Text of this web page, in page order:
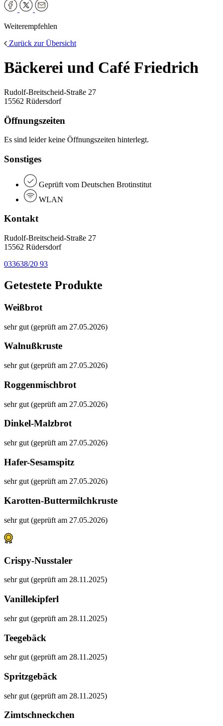
Weiterempfehlen
Zurück zur Übersicht
Bäckerei und Café Friedrich
Rudolf-Breitscheid-Straße 27
15562 Rüdersdorf
Öffnungszeiten
Es sind leider keine Öffnungszeiten hinterlegt.
Sonstiges
Geprüft vom Deutschen Brotinstitut
WLAN
Kontakt
Rudolf-Breitscheid-Straße 27
15562 Rüdersdorf
033638/20 93
Getestete Produkte
Weißbrot
sehr gut (geprüft am 27.05.2026)
Walnußkruste
sehr gut (geprüft am 27.05.2026)
Roggenmischbrot
sehr gut (geprüft am 27.05.2026)
Dinkel-Malzbrot
sehr gut (geprüft am 27.05.2026)
Hafer-Sesamspitz
sehr gut (geprüft am 27.05.2026)
Karotten-Buttermilchkruste
sehr gut (geprüft am 27.05.2026)
Crispy-Nusstaler
sehr gut (geprüft am 28.11.2025)
Vanillekipferl
sehr gut (geprüft am 28.11.2025)
Teegebäck
sehr gut (geprüft am 28.11.2025)
Spritzgebäck
sehr gut (geprüft am 28.11.2025)
Zimtschneckchen